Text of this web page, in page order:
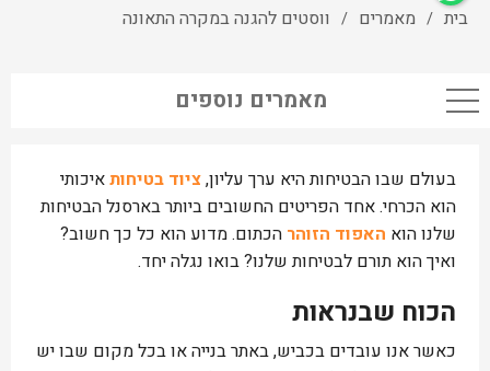
בית / מאמרים / ווסטים להגנה במקרה התאונה
מאמרים נוספים
בעולם שבו הבטיחות היא ערך עליון,ציוד בטיחותאיכותי
הוא הכרחי. אחד הפריטים החשובים ביותר בארסנל הבטיחות
שלנו הוא האפוד הזוהר הכתום. מדוע הוא כל כך חשוב?
ואיך הוא תורם לבטיחות שלנו? בואו נגלה יחד.
הכוח שבנראות
כאשר אנו עובדים בכביש, באתר בנייה או בכל מקום שבו יש